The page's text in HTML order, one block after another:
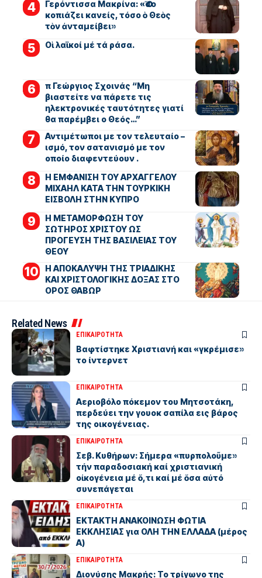
Γερόντισσα Μακρίνα: «Ὅσο
κοπιάζει κανείς, τόσο ὁ Θεὸς
τὸν ἀνταμείβει»
Οἱ λαϊκοί μέ τά ράσα.
π Γεώργιος Σχοινάς “Μη
βιαστείτε να πάρετε τις
ηλεκτρονικές ταυτότητες γιατί
θα παρέμβει ο Θεός…”
Αντιμέτωποι με τον τελευταίο –
ισμό, τον σατανισμό με τον
οποίο διαφεντεύουν .
Η ΕΜΦΑΝΙΣΗ ΤΟΥ ΑΡΧΑΓΓΕΛΟΥ
ΜΙΧΑΗΛ ΚΑΤΑ ΤΗΝ ΤΟΥΡΚΙΚΗ
ΕΙΣΒΟΛΗ ΣΤΗΝ ΚΥΠΡΟ
Η ΜΕΤΑΜΟΡΦΩΣΗ ΤΟΥ
ΣΩΤΗΡΟΣ ΧΡΙΣΤΟΥ ΩΣ
ΠΡΟΓΕΥΣΗ ΤΗΣ ΒΑΣΙΛΕΙΑΣ ΤΟΥ
ΘΕΟΥ
Η ΑΠΟΚΑΛΥΨΗ ΤΗΣ ΤΡΙΑΔΙΚΗΣ
ΚΑΙ ΧΡΙΣΤΟΛΟΓΙΚΗΣ ΔΟΞΑΣ ΣΤΟ
ΟΡΟΣ ΘΑΒΩΡ
Related News
ΕΠΙΚΑΙΡΟΤΗΤΑ
Βαφτίστηκε Χριστιανή και «γκρέμισε»
το ίντερνετ
ΕΠΙΚΑΙΡΟΤΗΤΑ
Αεριοβόλο πόκεμον του Μητσοτάκη,
περδεύει την γουοκ σαπίλα εις βάρος
της οικογένειας.
ΕΠΙΚΑΙΡΟΤΗΤΑ
Σεβ. Κυθήρων: Σήμερα «πυρπολοῦμε»
τήν παραδοσιακή καί χριστιανική
οἰκογένεια μέ ὅ,τι καί μέ ὅσα αὐτό
συνεπάγεται
ΕΠΙΚΑΙΡΟΤΗΤΑ
ΕΚΤΑΚΤΗ ΑΝΑΚΟΙΝΩΣΗ ΦΩΤΙΑ
ΕΚΚΛΗΣΙΑΣ για ΟΛΗ ΤΗΝ ΕΛΛΑΔΑ (μέρος
Α)
ΕΠΙΚΑΙΡΟΤΗΤΑ
Διονύσης Μακρής: Το τρίγωνο της